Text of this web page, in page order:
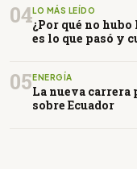
04LO MÁS LEÍDO
¿Por qué no
es lo que pasó y
05ENERGÍA
La nueva carrera
sobre Ecuador